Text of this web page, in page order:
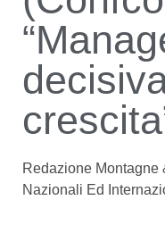
Redazione Montagne
Nazionali Ed